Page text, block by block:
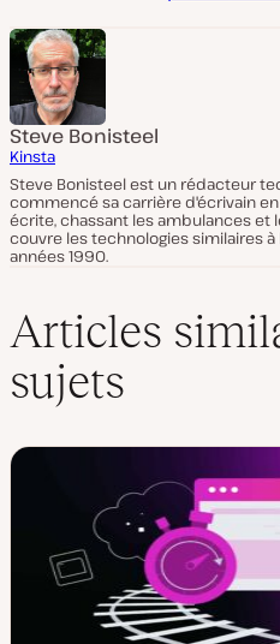
Steve Bonisteel
Kinsta
Steve Bonisteel est un rédacteur
commencé sa carrière d'écrivain
écrite, chassant les ambulances et
couvre les technologies similaires
années 1990.
Articles
sujets